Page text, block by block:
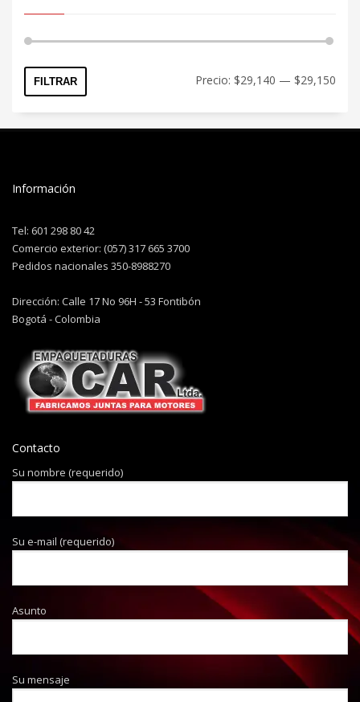
FILTRAR Precio: $29,140 — $29,150
Información
Tel: 601 298 80 42
Comercio exterior: (057) 317 665 3700
Pedidos nacionales 350-8988270
Dirección: Calle 17 No 96H - 53 Fontibón
Bogotá - Colombia
Contacto
Su nombre (requerido)
Su e-mail (requerido)
Asunto
Su mensaje